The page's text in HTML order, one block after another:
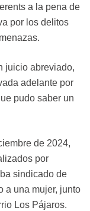
a la pena de
por los delitos
juicio abreviado,
adelante por
pudo saber un
de 2024,
por
sindicado de
a una mujer, junto
Los Pájaros.